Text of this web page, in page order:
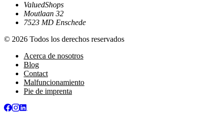
ValuedShops
Moutlaan 32
7523 MD Enschede
© 2026 Todos los derechos reservados
Acerca de nosotros
Blog
Contact
Malfuncionamiento
Pie de imprenta